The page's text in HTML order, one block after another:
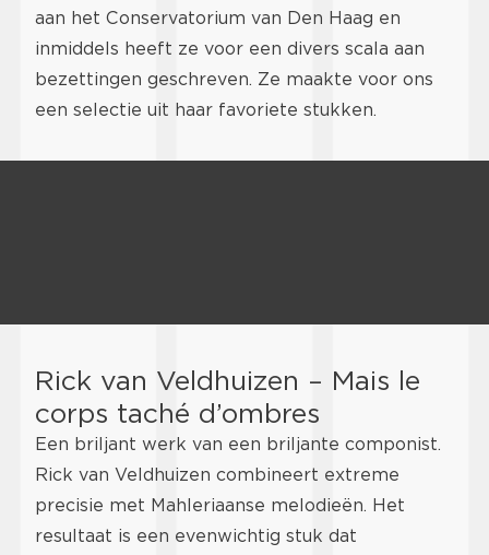
aan het Conservatorium van Den Haag en
inmiddels heeft ze voor een divers scala aan
bezettingen geschreven. Ze maakte voor ons
een selectie uit haar favoriete stukken.
Rick van Veldhuizen – Mais le
corps taché d’ombres
Een briljant werk van een briljante componist.
Rick van Veldhuizen combineert extreme
precisie met Mahleriaanse melodieën. Het
resultaat is een evenwichtig stuk dat